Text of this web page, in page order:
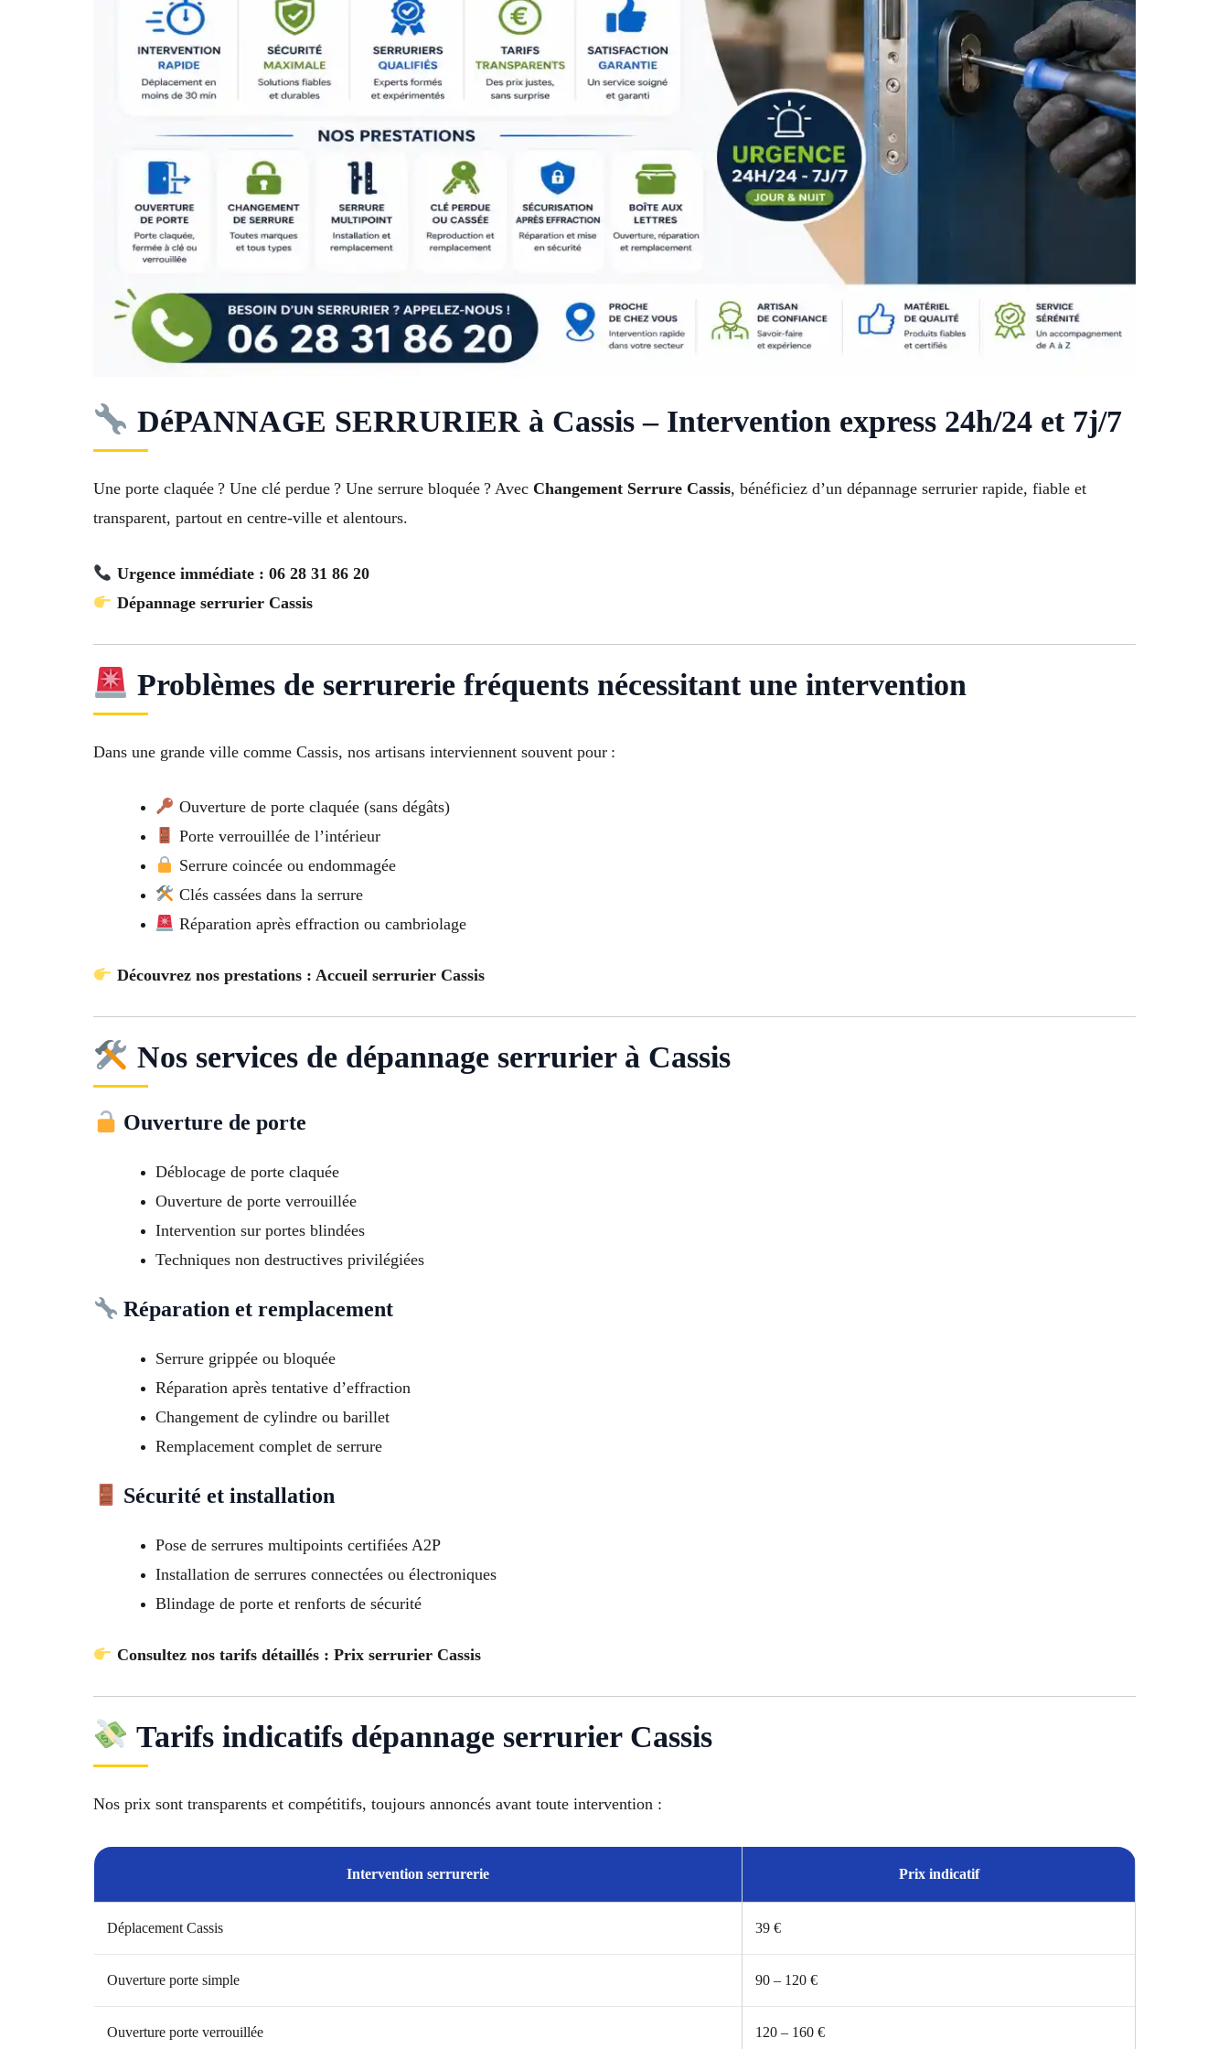
DéPANNAGE SERRURIER à Cassis – Intervention express 24h/24 et 7j/7
Une porte claquée ? Une clé perdue ? Une serrure bloquée ? Avec Changement Serrure Cassis, bénéficiez d’un dépannage serrurier rapide, fiable et
transparent, partout en centre-ville et alentours.
Urgence immédiate : 06 28 31 86 20
Dépannage serrurier Cassis
Problèmes de serrurerie fréquents nécessitant une intervention
Dans une grande ville comme Cassis, nos artisans interviennent souvent pour :
Ouverture de porte claquée (sans dégâts)
Porte verrouillée de l’intérieur
Serrure coincée ou endommagée
Clés cassées dans la serrure
Réparation après effraction ou cambriolage
Découvrez nos prestations : Accueil serrurier Cassis
Nos services de dépannage serrurier à Cassis
Ouverture de porte
Déblocage de porte claquée
Ouverture de porte verrouillée
Intervention sur portes blindées
Techniques non destructives privilégiées
Réparation et remplacement
Serrure grippée ou bloquée
Réparation après tentative d’effraction
Changement de cylindre ou barillet
Remplacement complet de serrure
Sécurité et installation
Pose de serrures multipoints certifiées A2P
Installation de serrures connectées ou électroniques
Blindage de porte et renforts de sécurité
Consultez nos tarifs détaillés : Prix serrurier Cassis
Tarifs indicatifs dépannage serrurier Cassis
Nos prix sont transparents et compétitifs, toujours annoncés avant toute intervention :
Intervention serrurerie Prix indicatif
Déplacement Cassis 39 €
Ouverture porte simple 90 – 120 €
Ouverture porte verrouillée 120 – 160 €